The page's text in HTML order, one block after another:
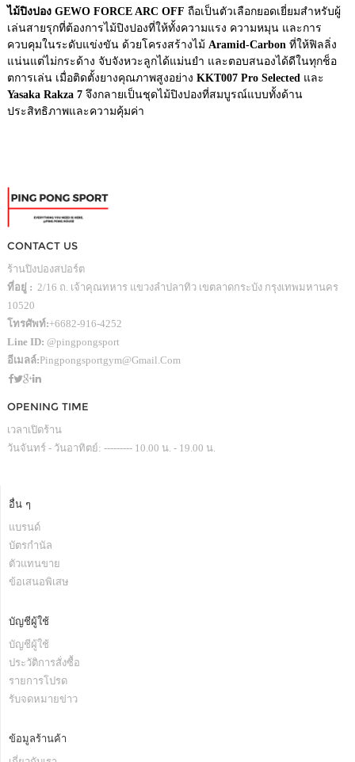
ไม้ปิงปอง GEWO FORCE ARC OFF ถือเป็นตัวเลือกยอดเยี่ยมสำหรับผู้
เล่นสายรุกที่ต้องการไม้ปิงปองที่ให้ทั้งความแรง ความหมุน และการ
ควบคุมในระดับแข่งขัน ด้วยโครงสร้างไม้ Aramid-Carbon ที่ให้ฟิลลิ่ง
แน่นแต่ไม่กระด้าง จับจังหวะลูกได้แม่นยำ และตอบสนองได้ดีในทุกช็อ
ตการเล่น เมื่อติดตั้งยางคุณภาพสูงอย่าง KKT007 Pro Selected และ
Yasaka Rakza 7 จึงกลายเป็นชุดไม้ปิงปองที่สมบูรณ์แบบทั้งด้าน
ประสิทธิภาพและความคุ้มค่า
CONTACT US
ร้านปิงปองสปอร์ต
ที่อยู่ : 2/16 ถ. เจ้าคุณทหาร แขวงลำปลาทิว เขตลาดกระบัง กรุงเทพมหานคร
10520
โทรศัพท์:+6682-916-4252
Line ID: @pingpongsport
อีเมลล์:Pingpongsportgym@gmail.com
OPENING TIME
เวลาเปิดร้าน
วันจันทร์ - วันอาทิตย์: --------- 10.00 น. - 19.00 น.
อื่น ๆ
แบรนด์
บัตรกำนัล
ตัวแทนขาย
ข้อเสนอพิเสษ
บัญชีผู้ใช้
บัญชีผู้ใช้
ประวัติการสั่งซื้อ
รายการโปรด
รับจดหมายข่าว
ข้อมูลร้านค้า